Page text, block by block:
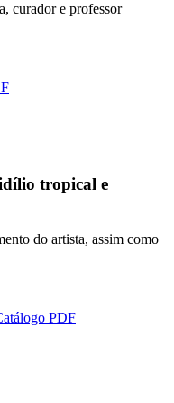
curador e professor
tropical e
do artista, assim como
PDF